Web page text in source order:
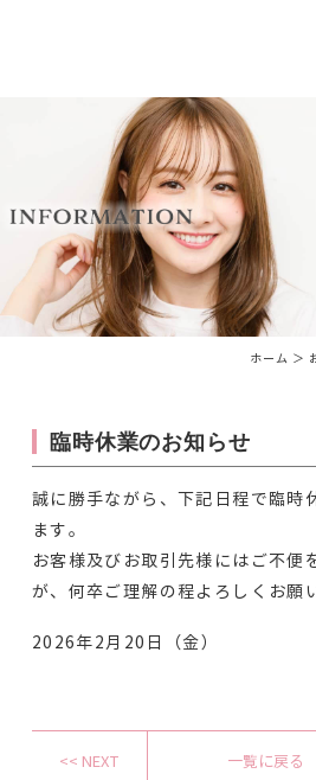
ホーム ＞
臨時休業のお知らせ
誠に勝手ながら、下記日程で臨時
ます。
お客様及びお取引先様にはご不便
が、何卒ご理解の程よろしくお願
2026年2月20日（金）
<< NEXT 一覧に戻る